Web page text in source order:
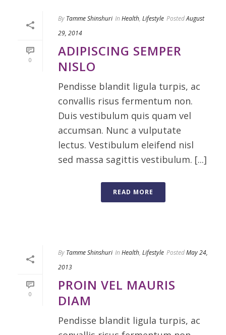
0
By Tamme Shinshuri In Health, Lifestyle PostedAugust
29, 2014
ADIPISCING SEMPER
NISLO
Pendisse blandit ligula turpis, ac
convallis risus fermentum non.
Duis vestibulum quis quam vel
accumsan. Nunc a vulputate
lectus. Vestibulum eleifend nisl
sed massa sagittis vestibulum. [...]
READ MORE
0
By Tamme Shinshuri In Health, Lifestyle PostedMay 24,
2013
PROIN VEL MAURIS
DIAM
Pendisse blandit ligula turpis, ac